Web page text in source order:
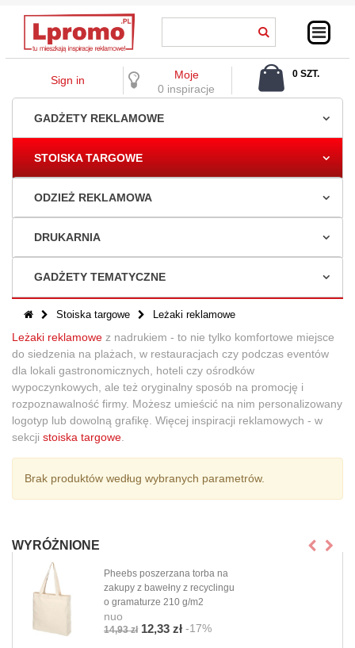
Sign in
Moje
0 inspiracje
0 SZT.
GADŻETY REKLAMOWE
STOISKA TARGOWE
ODZIEŻ REKLAMOWA
DRUKARNIA
GADŻETY TEMATYCZNE
Stoiska targowe Leżaki reklamowe
Leżaki reklamowe z nadrukiem - to nie tylko komfortowe miejsce
do siedzenia na plażach, w restauracjach czy podczas eventów
dla lokali gastronomicznych, hoteli czy ośrodków
wypoczynkowych, ale też oryginalny sposób na promocję i
rozpoznawalność firmy. Możesz umieścić na nim personalizowany
logotyp lub dowolną grafikę. Więcej inspiracji reklamowych - w
sekcji stoiska targowe
Brak produktów według wybranych parametrów.
WYRÓŻNIONE
Pheebs poszerzana torba na
zakupy z bawełny z recyclingu
o gramaturze 210 g/m2
nuo
14,93 zł 12,33 zł -17%